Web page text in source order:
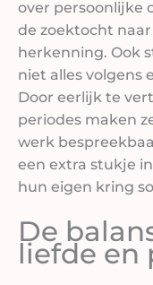
over persoonlijke
de zoektocht
herkenning. Ook
niet alles volgens
Door eerlijk te
periodes maken
werk
een extra stukje
hun eigen kring
De
liefde en